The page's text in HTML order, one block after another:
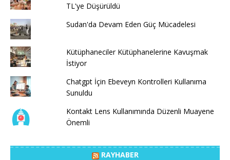
TL'ye Düşürüldü
Sudan'da Devam Eden Güç Mücadelesi
Kütüphaneciler Kütüphanelerine Kavuşmak
İstiyor
Chatgpt İçin Ebeveyn Kontrolleri Kullanıma
Sunuldu
Kontakt Lens Kullanımında Düzenli Muayene
Önemli
RAYHABER